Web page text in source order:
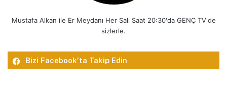
Mustafa Alkan ile Er Meydanı Her Salı Saat 20:30'da GENÇ TV'de
sizlerle.
Bizi Facebook’ta Takip Edin